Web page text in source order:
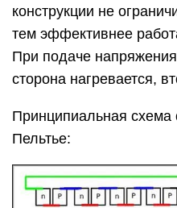
конструкции не
тем эффективнее
При подаче
сторона нагревается,
Принципиальная схема
Пельтье: